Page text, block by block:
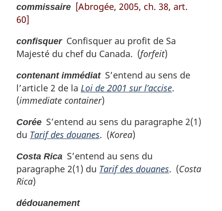
commissaire [Abrogée, 2005, ch. 38, art.
60]
confisquerConfisquer au profit de Sa
Majesté du chef du Canada. (forfeit)
contenant immédiatS’entend au sens de
l’article 2 de la Loi de 2001 sur l’accise.
(immediate container)
Corée S’entend au sens du paragraphe 2(1)
du Tarif des douanes. (Korea)
Costa Rica S’entend au sens du
paragraphe 2(1) du Tarif des douanes. (Costa
Rica)
dédouanement